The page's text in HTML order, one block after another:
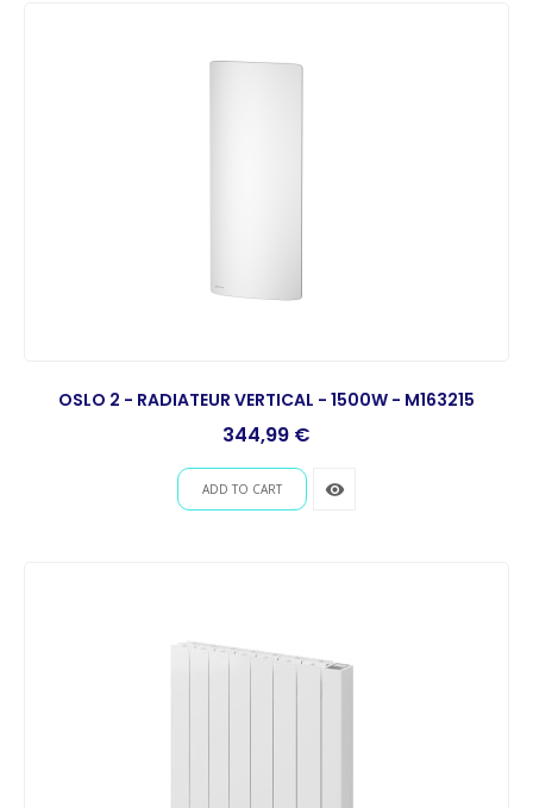
OSLO 2 - RADIATEUR VERTICAL - 1500W - M163215
Prix
344,99 €
ADD TO CART remove_red_eye